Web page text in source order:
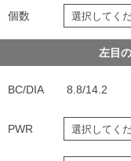
個数
左目
BC/DIA 8.8/14.2
PWR